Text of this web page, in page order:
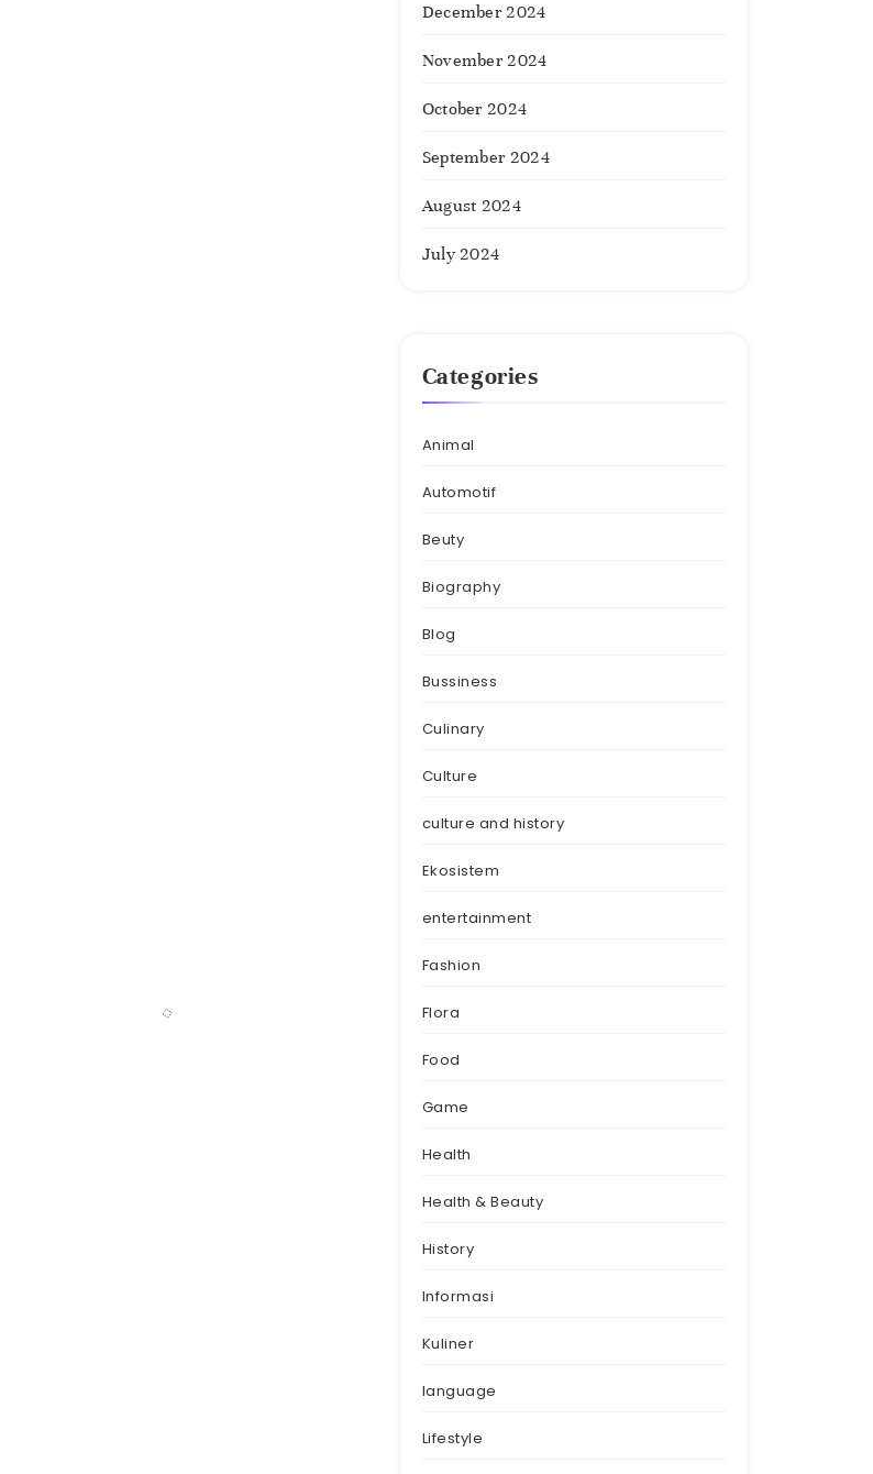
December 2024
November 2024
October 2024
September 2024
August 2024
July 2024
Categories
Animal
Automotif
Beuty
Biography
Blog
Bussiness
Culinary
Culture
culture and history
Ekosistem
entertainment
Fashion
Flora
Food
Game
Health
Health & Beauty
History
Informasi
Kuliner
language
Lifestyle